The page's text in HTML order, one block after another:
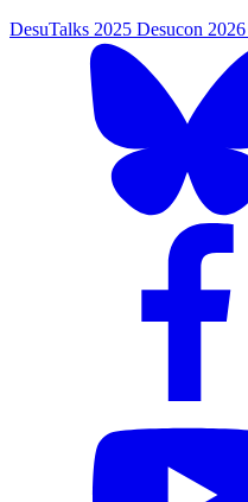
DesuTalks 2025 Desucon 2026